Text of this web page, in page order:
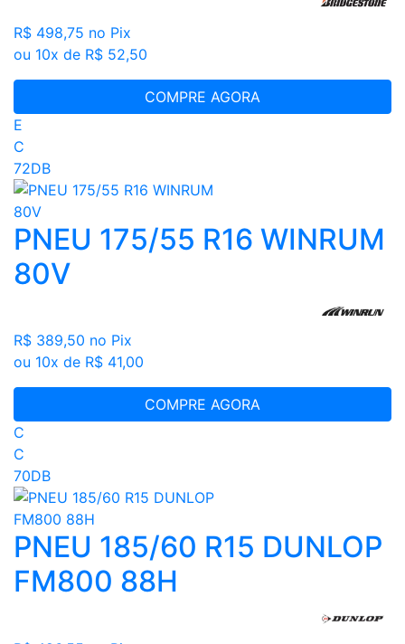
R$ 498,75 no Pix
ou 10x de R$ 52,50
COMPRE AGORA
E
C
72DB
PNEU 175/55 R16 WINRUM
80V
R$ 389,50 no Pix
ou 10x de R$ 41,00
COMPRE AGORA
C
C
70DB
PNEU 185/60 R15 DUNLOP
FM800 88H